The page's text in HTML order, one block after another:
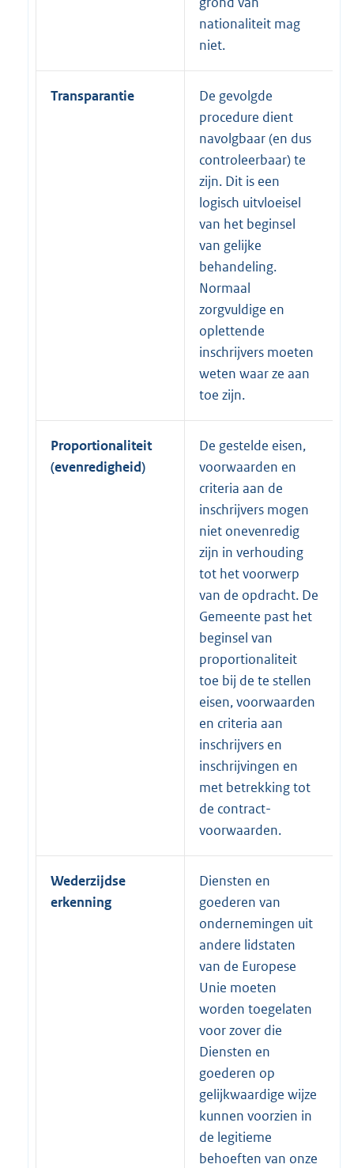
nationaliteit mag
niet.
Transparantie
De gevolgde
procedure dient
navolgbaar (en dus
controleerbaar) te
zijn. Dit is een
logisch uitvloeisel
van het beginsel
van gelijke
behandeling.
Normaal
zorgvuldige en
oplettende
inschrijvers moeten
weten waar ze aan
toe zijn.
Proportionaliteit
(evenredigheid)
De gestelde eisen,
voorwaarden en
criteria aan de
inschrijvers mogen
niet onevenredig
zijn in verhouding
tot het voorwerp
van de opdracht. De
Gemeente past het
beginsel van
proportionaliteit
toe bij de te stellen
eisen, voorwaarden
en criteria aan
inschrijvers en
inschrijvingen en
met betrekking tot
de contract-
voorwaarden.
Wederzijdse
erkenning
Diensten en
goederen van
ondernemingen uit
andere lidstaten
van de Europese
Unie moeten
worden toegelaten
voor zover die
Diensten en
goederen op
gelijkwaardige wijze
kunnen voorzien in
de legitieme
behoeften van onze